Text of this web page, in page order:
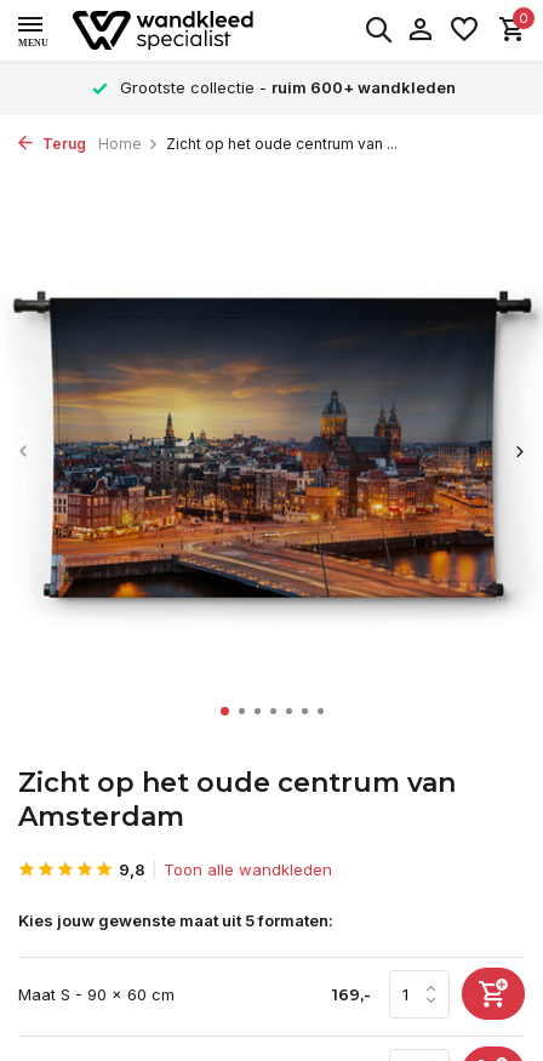
MENU
0
Grootste collectie - ruim 600+ wandkleden
Terug Home Zicht op het oude centrum van ...
Zicht op het oude centrum van
Amsterdam
9,8 Toon alle wandkleden
Kies jouw gewenste maat uit 5 formaten:
Maat S - 90 x 60 cm 169,-